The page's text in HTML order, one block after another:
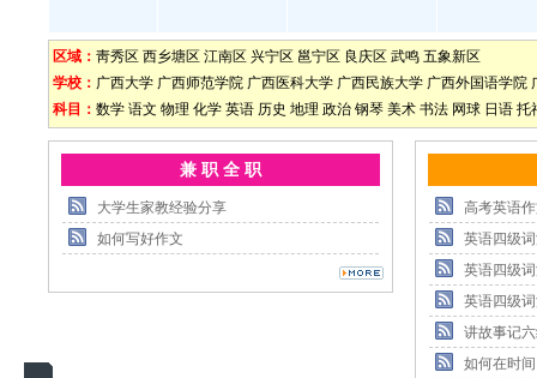
区域： 靑秀区 西乡塘区 江南区 兴宁区 邕宁区 良庆区 武鸣 五象新区
学校： 广西大学 广西师范学院 广西医科大学 广西民族大学 广西外国语学院
科目： 数学 语文 物理 化学 英语 历史 地理 政治 钢琴 美术 书法 网球 日语 托
兼 职 全 职
大学生家教经验分享
如何写好作文
高考英语
英语四级
英语四级
英语四级
讲故事记
如何在时